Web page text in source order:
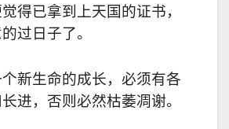
得已拿到上天国的证书，
过日子了。
新生命的成长，必须有各
进，否则必然枯萎凋谢。